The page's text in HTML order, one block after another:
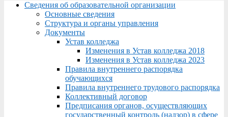
Menu
Сведения об образовательной организации
Основные сведения
Структура и органы управления
Документы
Устав колледжа
Изменения в Устав колледжа 2018
Изменения в Устав колледжа 2023
Правила внутреннего распорядка
обучающихся
Правила внутреннего трудового распорядка
Коллективный договор
Предписания органов, осуществляющих
государственный контроль (надзор) в сфере